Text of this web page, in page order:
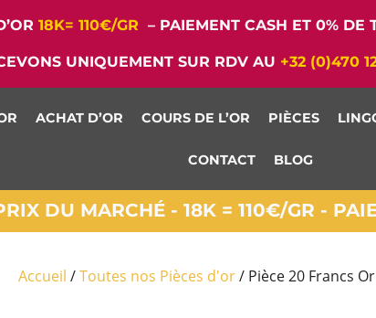
18K= 110€/GR – PAIEMENT CASH ET 0% DE
UNIQUEMENT SUR RDV AU +32 (0)470
ACHAT D’OR COURS DE L’OR PIÈCES
CONTACT BLOG
DU MARCHÉ - 18K = 110€/GR -
Accueil /Toutes nos Pièces d'or/ Pièce 20 Francs